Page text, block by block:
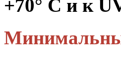
+70° C и к